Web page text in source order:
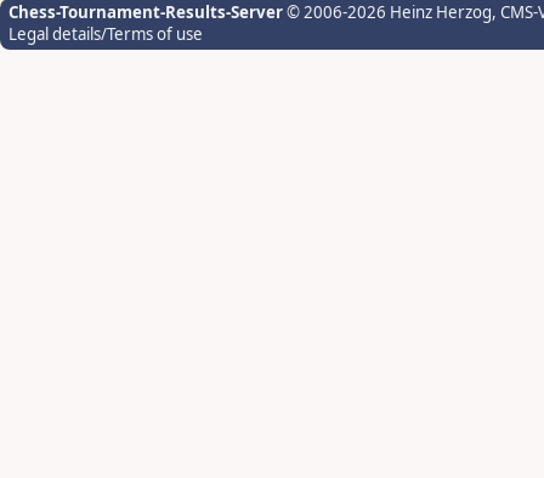
Chess-Tournament-Results-Server© 2006-2026 Heinz Herzog,
Legal details/Terms of use